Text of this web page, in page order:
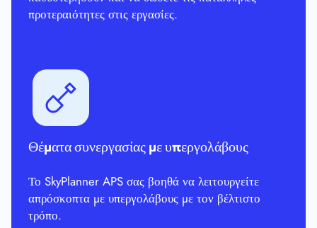
προτεραιότητες στις εργασίες.
Θέματα συνεργασίας με υπεργολάβους
Το SkyPlanner APS σας βοηθά να λειτουργείτε
απρόσκοπτα με υπεργολάβους με τον βέλτιστο
τρόπο.